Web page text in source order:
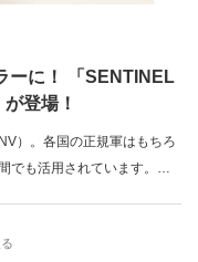
ーに！ 「SENTINEL
登場！
）。各国の正規軍はもちろ
でも活用されています。従